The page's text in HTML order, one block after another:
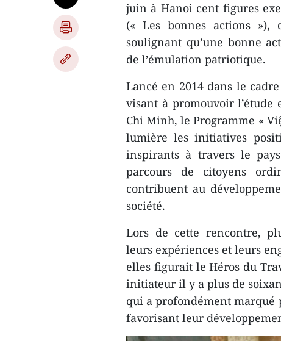
juin à Hanoi cent figures
(« Les bonnes actions »),
soulignant qu’une bonne
de l’émulation patriotique.
Lancé en 2014 dans le
visant à promouvoir
Chi Minh, le Programme «
lumière les initiatives
inspirants à travers le
parcours de citoyens
contribuent au
société.
Lors de cette rencontre,
leurs expériences et leurs
elles figurait le Héros du
initiateur il y a plus de
qui a profondément marqué
favorisant leur